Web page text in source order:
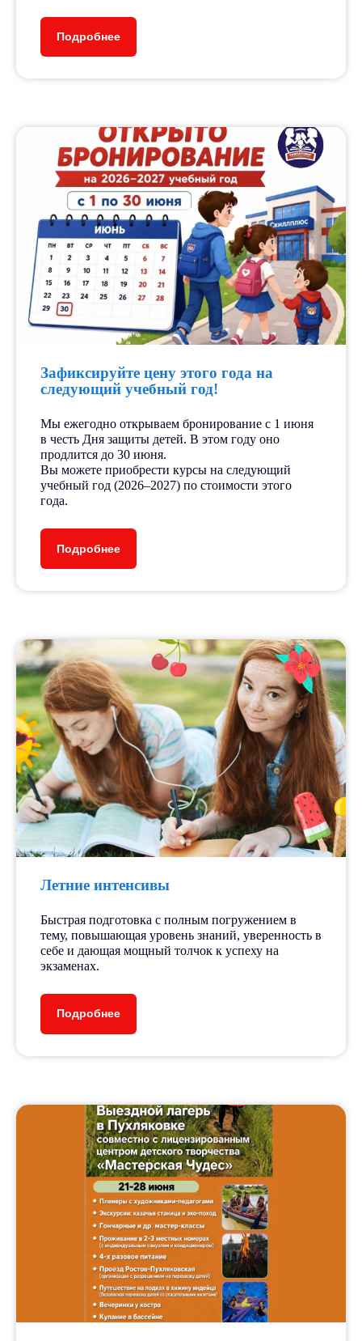
Подробнее
Зафиксируйте цену этого года на
следующий учебный год!
Мы ежегодно открываем бронирование с 1 июня
в честь Дня защиты детей. В этом году оно
продлится до 30 июня.
Вы можете приобрести курсы на следующий
учебный год (2026–2027) по стоимости этого
года.
Подробнее
Летние интенсивы
Быстрая подготовка с полным погружением в
тему, повышающая уровень знаний, уверенность в
себе и дающая мощный толчок к успеху на
экзаменах.
Подробнее